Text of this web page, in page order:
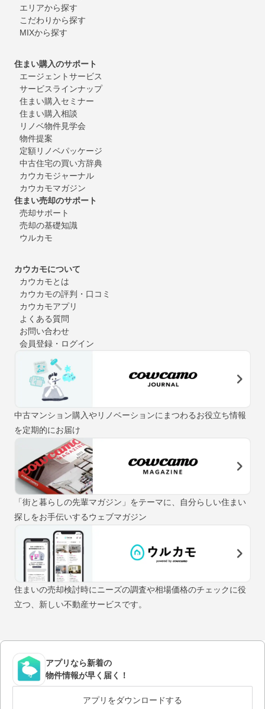
エリアから探す
こだわりから探す
MIXから探す
住まい購入のサポート
エージェントサービス
サービスラインナップ
住まい購入セミナー
住まい購入相談
リノベ物件見学会
物件提案
定額リノベパッケージ
中古住宅の買い方辞典
カウカモジャーナル
カウカモマガジン
住まい売却のサポート
売却サポート
売却の基礎知識
ウルカモ
カウカモについて
カウカモとは
カウカモの評判・口コミ
カウカモアプリ
よくある質問
お問い合わせ
会員登録・ログイン
中古マンション購入やリノベーションにまつわるお役立ち情報
を定期的にお届け
「街と暮らしの先輩マガジン」をテーマに、自分らしい住まい
探しをお手伝いするウェブマガジン
住まいの売却検討時にニーズの調査や相場価格のチェックに役
立つ、新しい不動産サービスです。
アプリなら新着の
物件情報が早く届く！
アプリをダウンロードする